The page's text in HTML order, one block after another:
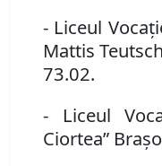
- Liceul
Mattis
73.02.
- Liceul
Ciortea”